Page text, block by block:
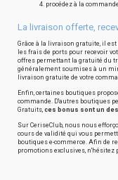
procédez à la
La livraison offerte,
Grâce à la livraison gratuite, il
les frais de ports pour recevoir
offres permettant la gratuité du
généralement soumises à un
livraison gratuite de votre
Enfin, certaines boutiques
commande. D'autres boutiques
Gratuits, ces bonus sont un
Sur CeriseClub, nous nous
cours de validité qui vous
boutiques e-commerce. Afin de
promotions exclusives, n'hésitez